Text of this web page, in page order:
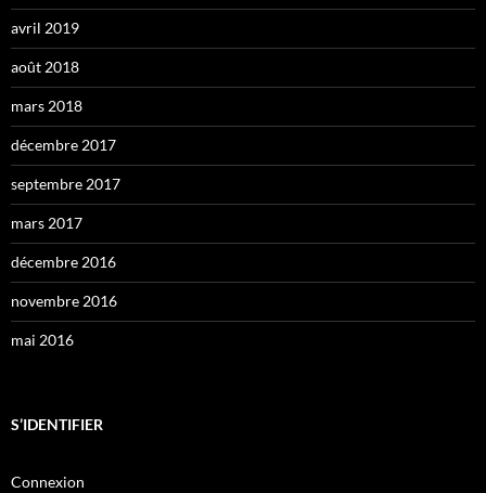
avril 2019
août 2018
mars 2018
décembre 2017
septembre 2017
mars 2017
décembre 2016
novembre 2016
mai 2016
S’IDENTIFIER
Connexion